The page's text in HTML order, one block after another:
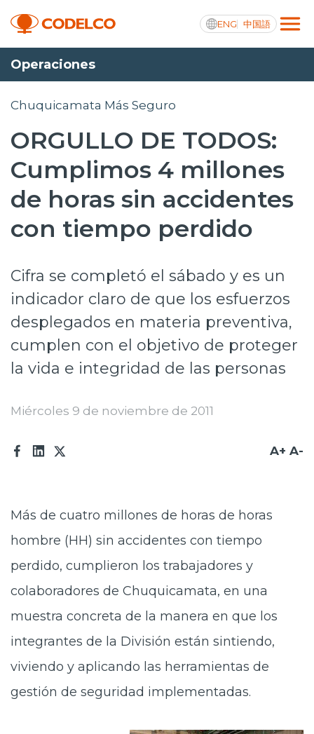
ENG 中国語
Transparencia activa
Operaciones
Innovación
Inversionistas
Prensa
Trabaja en Codelco
Proveedores
Operaciones
Chuquicamata Más Seguro
ORGULLO DE TODOS:
Cumplimos 4 millones
de horas sin accidentes
con tiempo perdido
Cifra se completó el sábado y es un
indicador claro de que los esfuerzos
desplegados en materia preventiva,
cumplen con el objetivo de proteger
la vida e integridad de las personas
Miércoles 9 de noviembre de 2011
A+ A-
Más de cuatro millones de horas de horas
hombre (HH) sin accidentes con tiempo
perdido, cumplieron los trabajadores y
colaboradores de Chuquicamata, en una
muestra concreta de la manera en que los
integrantes de la División están sintiendo,
viviendo y aplicando las herramientas de
gestión de seguridad implementadas.